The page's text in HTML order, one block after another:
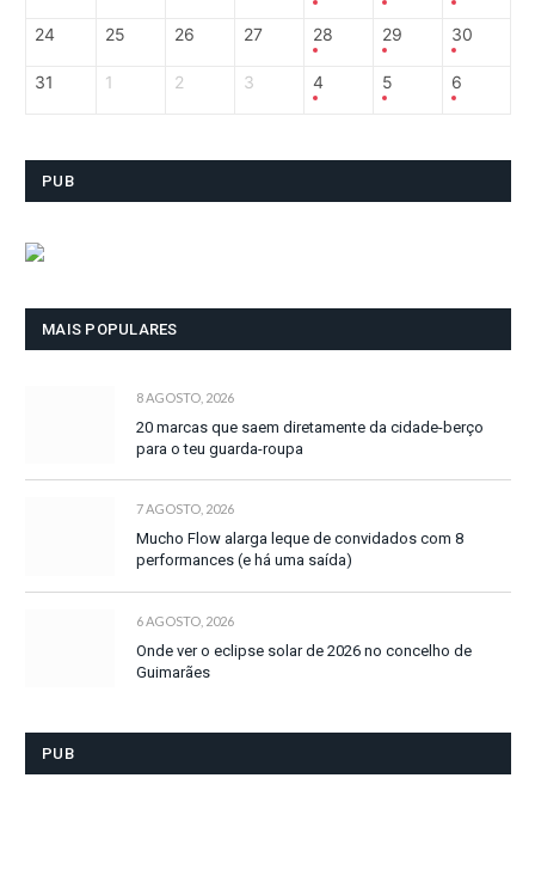
24 25 26 27 28 29 30
31 1 2 3 4 5 6
PUB
MAIS POPULARES
8 AGOSTO, 2026
20 marcas que saem diretamente da cidade-berço
para o teu guarda-roupa
7 AGOSTO, 2026
Mucho Flow alarga leque de convidados com 8
performances (e há uma saída)
6 AGOSTO, 2026
Onde ver o eclipse solar de 2026 no concelho de
Guimarães
PUB